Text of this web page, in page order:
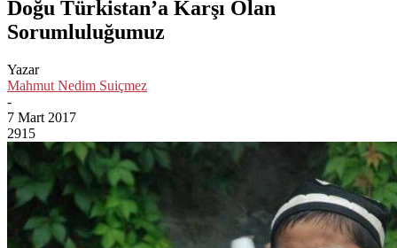
Doğu Türkistan’a Karşı Olan
Sorumluluğumuz
Yazar
Mahmut Nedim Suiçmez
-
7 Mart 2017
2915